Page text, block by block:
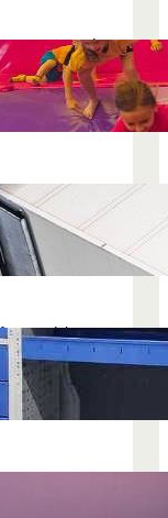
vor să își vadă
stea pe
este
marfă
o dubă
lucru care